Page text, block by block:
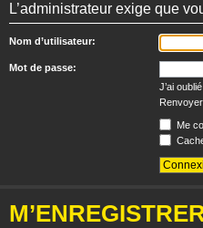
L’administrateur exige que
Nom d’utilisateur:
Mot de passe:
J’ai
Me